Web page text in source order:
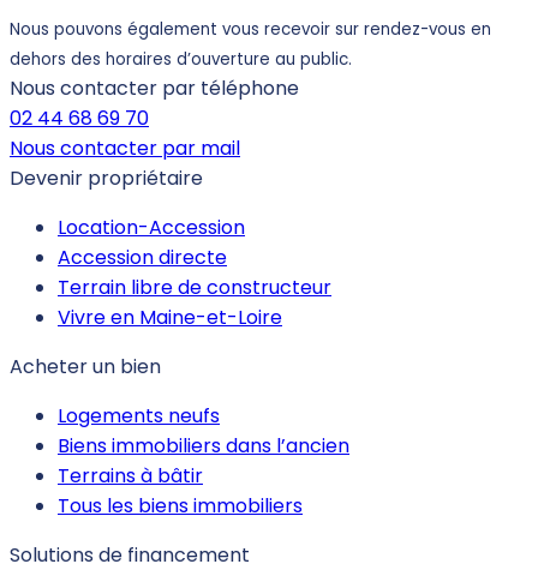
Nous pouvons également vous recevoir sur rendez-vous en
dehors des horaires d’ouverture au public.
Nous contacter par téléphone
02 44 68 69 70
Nous contacter par mail
Devenir propriétaire
Location-Accession
Accession directe
Terrain libre de constructeur
Vivre en Maine-et-Loire
Acheter un bien
Logements neufs
Biens immobiliers dans l’ancien
Terrains à bâtir
Tous les biens immobiliers
Solutions de financement